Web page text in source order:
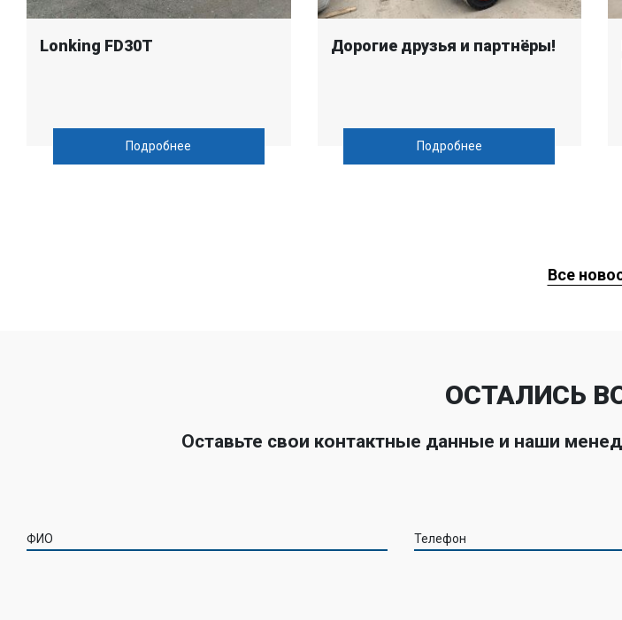
Lonking FD30T
Подробнее
Дорогие друзья и партнёры!
Подробнее
Все
ОСТАЛИСЬ
Оставьте свои контактные данные и наши
ФИО Телефон